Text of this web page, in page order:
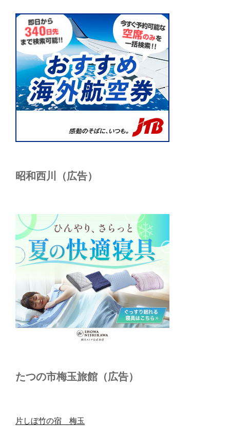
昭和西川（広告）
たつの市梅玉旅館（広告）
片しぼ竹の宿 梅玉